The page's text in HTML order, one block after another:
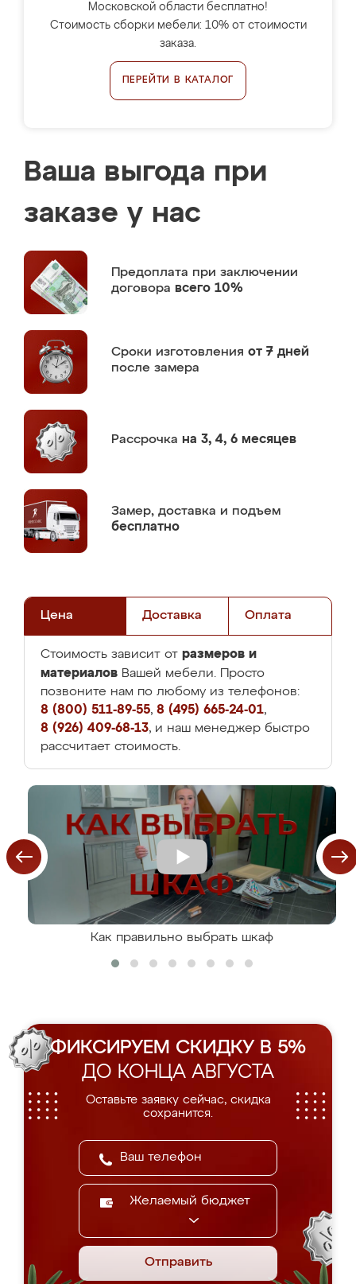
Московской области бесплатно!
Стоимость сборки мебели: 10% от стоимости
заказа.
ПЕРЕЙТИ В КАТАЛОГ
Ваша выгода при
заказе у нас
Предоплата при заключении
договора всего 10%
Сроки изготовления от 7 дней
после замера
Рассрочка на 3, 4, 6 месяцев
Замер, доставка и подъем
бесплатно
Цена Доставка Оплата
Стоимость зависит от размеров и
материалов Вашей мебели. Просто
позвоните нам по любому из телефонов:
8 (800) 511-89-55, 8 (495) 665-24-01,
8 (926) 409-68-13, и наш менеджер быстро
рассчитает стоимость.
Как правильно выбрать шкаф
ФИКСИРУЕМ СКИДКУ В 5%
ДО КОНЦА АВГУСТА
Оставьте заявку сейчас, скидка
сохранится.
Желаемый бюджет
Отправить